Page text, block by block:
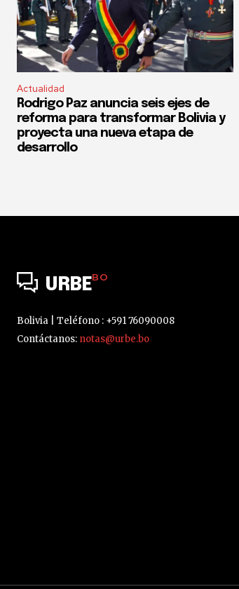
Actualidad
Rodrigo Paz anuncia seis ejes de
reforma para transformar Bolivia y
proyecta una nueva etapa de
desarrollo
URBEBO
Bolivia | Teléfono : +591 76090008
Contáctanos: notas@urbe.bo